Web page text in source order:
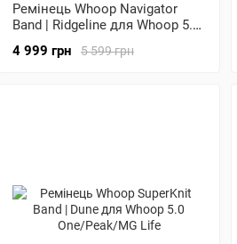
Ремінець Whoop Navigator
Band | Ridgeline для Whoop 5.0
5 599 грн
4 999 грн